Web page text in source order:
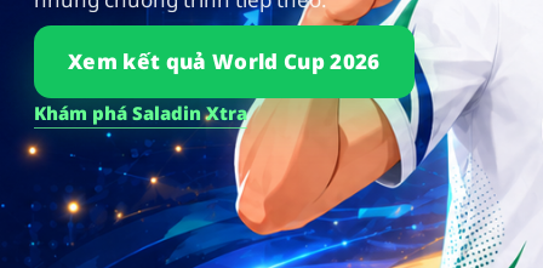
Xem kết quả World Cup 2026
Khám phá Saladin Xtra